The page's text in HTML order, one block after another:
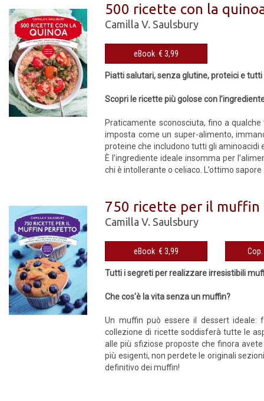
500 ricette con la
Camilla V. Saulsbury
eBook € 3,99
Piatti salutari, senza glutine, proteici e
Scopri le ricette più golose con
Praticamente sconosciuta, fino a
imposta come un super-alimento,
proteine che includono tutti gli
È l’ingrediente ideale insomma per
chi è intollerante o celiaco. L’ottimo
750 ricette per il
Camilla V. Saulsbury
eBook € 3,99
Tutti i segreti per realizzare irresistibili
Che cos'è la vita senza un muffin?
Un muffin può essere il dessert ideale:
collezione di ricette soddisferà tutte le
alle più sfiziose proposte che finora
più esigenti, non perdete le originali
definitivo dei muffin!